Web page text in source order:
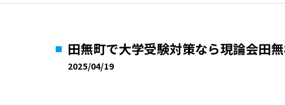
田無町で大学受験対策なら現論会田
2025/04/19